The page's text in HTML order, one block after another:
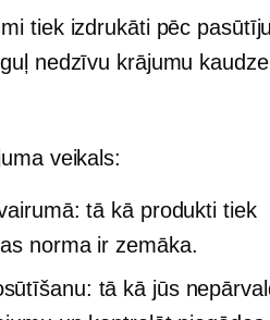
tiek izdrukāti pēc
nedzīvu krājumu
veikals:
tā kā produkti tiek
norma ir zemāka.
tā kā jūs